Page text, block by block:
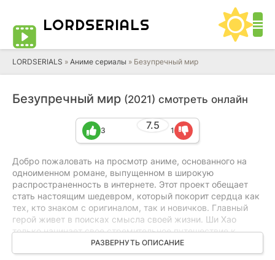
LORDSERIALS
LORDSERIALS » Аниме сериалы » Безупречный мир
Безупречный мир (2021) смотреть онлайн
7.5
3 1
Добро пожаловать на просмотр аниме, основанного на
одноименном романе, выпущенном в широкую
распространенность в интернете. Этот проект обещает
стать настоящим шедевром, который покорит сердца как
тех, кто знаком с оригиналом, так и новичков. Главный
герой живет в поисках смысла своей жизни. Ши Хао
только начинает свое стремительное путешествие к
высокой ступени саморазвития, но он даже не
догадывается, какие испытания ему предстоит пройти!
РАЗВЕРНУТЬ ОПИСАНИЕ